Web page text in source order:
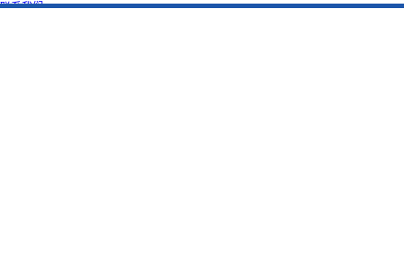
联系我们